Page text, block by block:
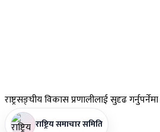
राष्ट्रसङ्घीयविकास प्रणालीलाई सुदृढ
राष्ट्रिय समाचार समिति